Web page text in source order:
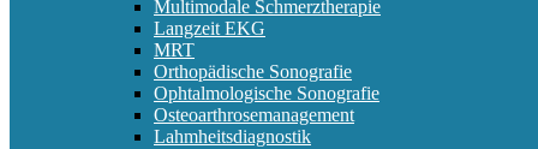
Multimodale Schmerztherapie
Langzeit EKG
MRT
Orthopädische Sonografie
Ophtalmologische Sonografie
Osteoarthrosemanagement
Lahmheitsdiagnostik